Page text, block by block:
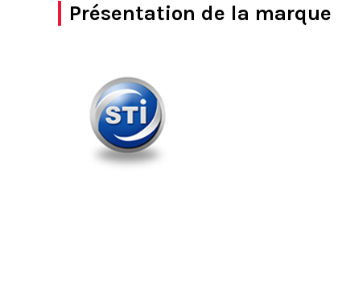
Présentation de la marque